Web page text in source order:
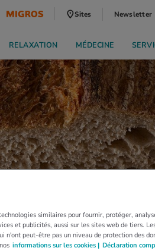
Sites Newsletter
RELAXATION MÉDECINE
similaires pour fournir, protéger,
et publicités, aussi sur les sites web de tiers.
n'ont peut-être pas un niveau de protection des
informations sur les cookies | Déclaration